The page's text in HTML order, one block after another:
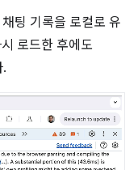
팅 기록을 로컬로 유
로드한 후에도